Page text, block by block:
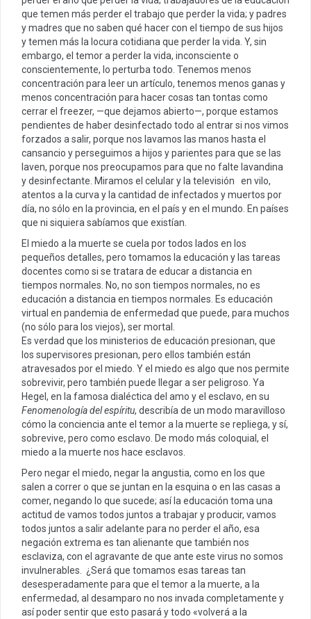
que temen más perder el trabajo que perder la vida; y padres
y madres que no saben qué hacer con el tiempo de sus hijos
y temen más la locura cotidiana que perder la vida. Y, sin
embargo, el temor a perder la vida, inconsciente o
conscientemente, lo perturba todo. Tenemos menos
concentración para leer un artículo, tenemos menos ganas y
menos concentración para hacer cosas tan tontas como
cerrar el freezer, —que dejamos abierto—, porque estamos
pendientes de haber desinfectado todo al entrar si nos vimos
forzados a salir, porque nos lavamos las manos hasta el
cansancio y perseguimos a hijos y parientes para que se las
laven, porque nos preocupamos para que no falte lavandina
y desinfectante. Miramos el celular y la televisión en vilo,
atentos a la curva y la cantidad de infectados y muertos por
día, no sólo en la provincia, en el país y en el mundo. En países
que ni siquiera sabíamos que existían.
El miedo a la muerte se cuela por todos lados en los
pequeños detalles, pero tomamos la educación y las tareas
docentes como si se tratara de educar a distancia en
tiempos normales. No, no son tiempos normales, no es
educación a distancia en tiempos normales. Es educación
virtual en pandemia de enfermedad que puede, para muchos
(no sólo para los viejos), ser mortal.
Es verdad que los ministerios de educación presionan, que
los supervisores presionan, pero ellos también están
atravesados por el miedo. Y el miedo es algo que nos permite
sobrevivir, pero también puede llegar a ser peligroso. Ya
Hegel, en la famosa dialéctica del amo y el esclavo, en su
Fenomenología del espíritu, describía de un modo maravilloso
cómo la conciencia ante el temor a la muerte se repliega, y sí,
sobrevive, pero como esclavo. De modo más coloquial, el
miedo a la muerte nos hace esclavos.
Pero negar el miedo, negar la angustia, como en los que
salen a correr o que se juntan en la esquina o en las casas a
comer, negando lo que sucede; así la educación toma una
actitud de vamos todos juntos a trabajar y producir, vamos
todos juntos a salir adelante para no perder el año, esa
negación extrema es tan alienante que también nos
esclaviza, con el agravante de que ante este virus no somos
invulnerables. ¿Será que tomamos esas tareas tan
desesperadamente para que el temor a la muerte, a la
enfermedad, al desamparo no nos invada completamente y
así poder sentir que esto pasará y todo «volverá a la